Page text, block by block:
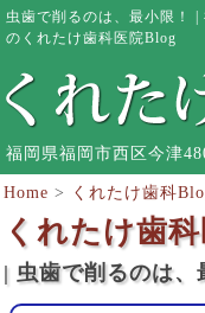
虫歯で削るのは、最小限！ |
のくれたけ歯科医院Blog
福岡県福岡市西区今津
Home > くれたけ歯科
くれたけ歯
| 虫歯で削るのは、